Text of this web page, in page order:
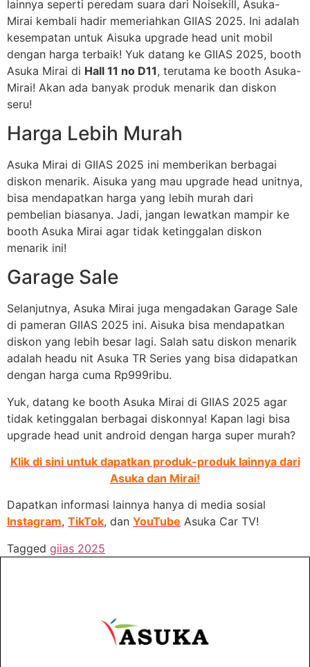
lainnya seperti peredam suara dari Noisekill, Asuka-
Mirai kembali hadir memeriahkan GIIAS 2025. Ini adalah
kesempatan untuk Aisuka upgrade head unit mobil
dengan harga terbaik! Yuk datang ke GIIAS 2025, booth
Asuka Mirai di Hall 11 no D11, terutama ke booth Asuka-
Mirai! Akan ada banyak produk menarik dan diskon
seru!
Harga Lebih Murah
Asuka Mirai di GIIAS 2025 ini memberikan berbagai
diskon menarik. Aisuka yang mau upgrade head unitnya,
bisa mendapatkan harga yang lebih murah dari
pembelian biasanya. Jadi, jangan lewatkan mampir ke
booth Asuka Mirai agar tidak ketinggalan diskon
menarik ini!
Garage Sale
Selanjutnya, Asuka Mirai juga mengadakan Garage Sale
di pameran GIIAS 2025 ini. Aisuka bisa mendapatkan
diskon yang lebih besar lagi. Salah satu diskon menarik
adalah headu nit Asuka TR Series yang bisa didapatkan
dengan harga cuma Rp999ribu.
Yuk, datang ke booth Asuka Mirai di GIIAS 2025 agar
tidak ketinggalan berbagai diskonnya! Kapan lagi bisa
upgrade head unit android dengan harga super murah?
Klik di sini untuk dapatkan produk-produk lainnya dari
Asuka dan Mirai!
Dapatkan informasi lainnya hanya di media sosial
Instagram, TikTok, dan YouTube Asuka Car TV!
Tagged giias 2025